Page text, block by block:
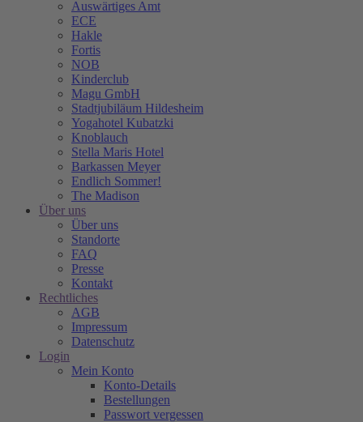
Auswärtiges Amt
ECE
Hakle
Fortis
NOB
Kinderclub
Magu GmbH
Stadtjubiläum Hildesheim
Yogahotel Kubatzki
Knoblauch
Stella Maris Hotel
Barkassen Meyer
Endlich Sommer!
The Madison
Über uns
Über uns
Standorte
FAQ
Presse
Kontakt
Rechtliches
AGB
Impressum
Datenschutz
Login
Mein Konto
Konto-Details
Bestellungen
Passwort vergessen